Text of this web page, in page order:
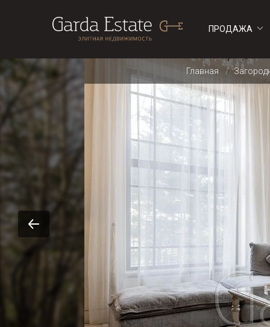
ПРОДАЖА
ДОМА
ДОМА
Главная